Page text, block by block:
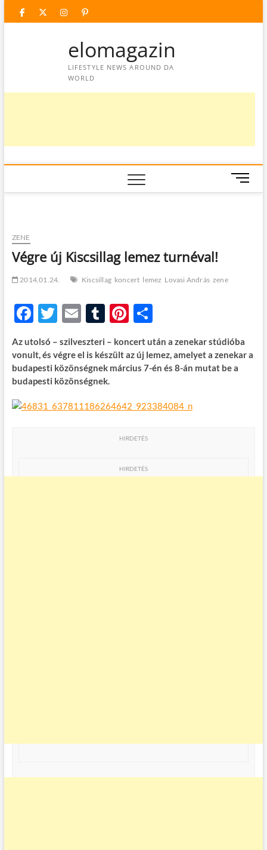
facebooktwitter
instagram
googleplus
pinterest
elomagazin
LIFESTYLE NEWS AROUND DA
WORLD
M
e
ZENE
Végre új Kiscsillag lemez turnéval!
2014.01.24. Kiscsillag koncert lemez Lovasi András zene
F
ac
e
b
o
o
T
w
itt
er
E
m
ail
T
u
m
bl
r
Pi
nt
er
es
O
ss
za
m
g
Az utolsó – szilveszteri – koncert után a zenekar stúdióba
vonult, és végre el is készült az új lemez, amelyet a zenekar a
budapesti közönségnek március 7-én és 8-án mutat be a
budapesti közönségnek.
HIRDETÉS
HIRDETÉS